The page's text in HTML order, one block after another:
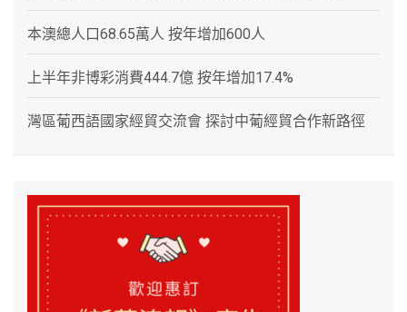
本澳總人口68.65萬人 按年增加600人
上半年非博彩消費444.7億 按年增加17.4%
灣區葡西語國家經貿交流會 探討中葡經貿合作新路徑